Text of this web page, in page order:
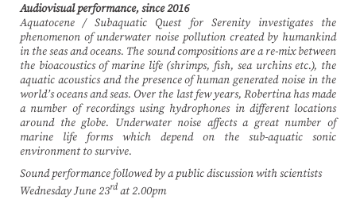
Audiovisual performance, since 2016
Aquatocene / Subaquatic Quest for Serenity investigates the
phenomenon of underwater noise pollution created by humankind
in the seas and oceans. The sound compositions are a re-mix between
the bioacoustics of marine life (shrimps, fish, sea urchins etc.), the
aquatic acoustics and the presence of human generated noise in the
world’s oceans and seas. Over the last few years, Robertina has made
a number of recordings using hydrophones in different locations
around the globe. Underwater noise affects a great number of
marine life forms which depend on the sub-aquatic sonic
environment to survive.
Sound performance followed by a public discussion with scientists
Wednesday June 23rd at 2.00pm